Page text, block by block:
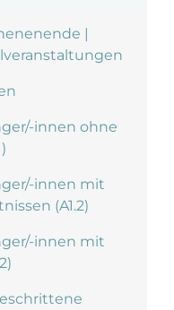
|
innen ohne
innen mit
(A1.2)
innen mit